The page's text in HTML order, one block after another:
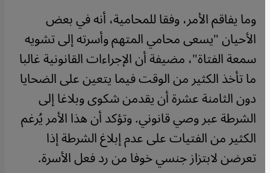
وما يفاقم الأمر، وفقا للمحامية، أنه في بعض
الأحيان "يسعى محامي المتهم وأسرته إلى تشويه
سمعة الفتاة"، مضيفة أن الإجراءات القانونية غالبا
ما تأخذ الكثير من الوقت فيما يتعين على الضحايا
دون الثامنة عشرة أن يقدمن شكوى وبلاغا إلى
الشرطة عبر وصي قانوني. وتؤكد أن هذا الأمر يُرغم
الكثير من الفتيات على عدم إبلاغ الشرطة إذا
تعرضن لابتزاز جنسي خوفا من رد فعل الأسرة.